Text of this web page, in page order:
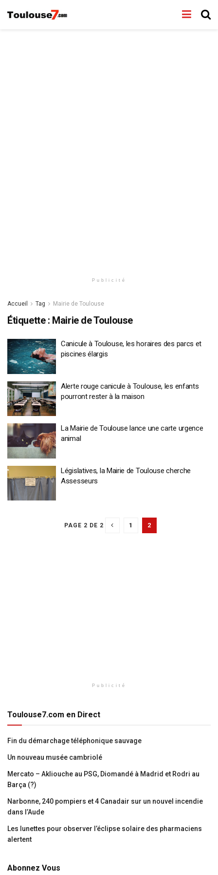
Publicité
Accueil Tag Mairie de Toulouse
Étiquette : Mairie de Toulouse
Canicule à Toulouse, les horaires des parcs et
piscines élargis
Alerte rouge canicule à Toulouse, les enfants
pourront rester à la maison
La Mairie de Toulouse lance une carte urgence
animal
Législatives, la Mairie de Toulouse cherche
Assesseurs
PAGE 2 DE 2 1 2
Publicité
Toulouse7.com en Direct
Fin du démarchage téléphonique sauvage
Un nouveau musée cambriolé
Mercato – Akliouche au PSG, Diomandé à Madrid et Rodri au
Barça (?)
Narbonne, 240 pompiers et 4 Canadair sur un nouvel incendie
dans l’Aude
Les lunettes pour observer l’éclipse solaire des pharmaciens
alertent
Abonnez Vous